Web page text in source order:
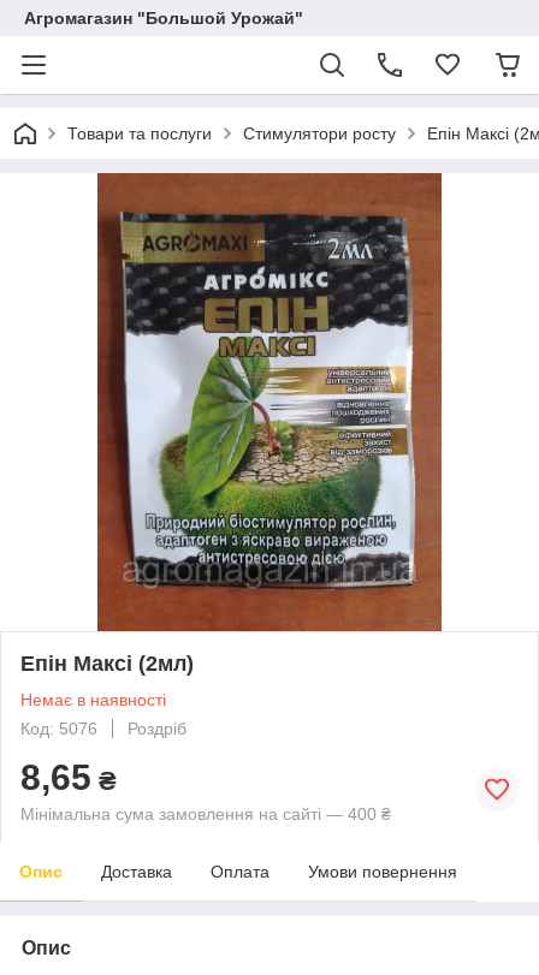
Агромагазин "Большой Урожай"
Товари та послуги Стимулятори росту Епін Максі
Епін Максі (2мл)
Немає в наявності
Код: 5076
Роздріб
8,65 ₴
Мінімальна сума замовлення на сайті — 400 ₴
Опис Доставка Оплата Умови повернення
Опис